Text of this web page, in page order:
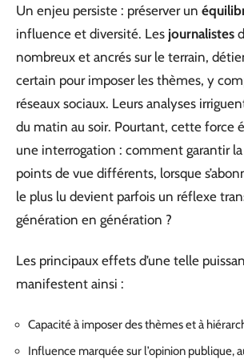
Un enjeu persiste : préserver un
influence et diversité. Les journalistes
nombreux et ancrés sur le terrain,
certain pour imposer les thèmes, y
réseaux sociaux. Leurs analyses
du matin au soir. Pourtant, cette force
une interrogation : comment garantir
points de vue différents, lorsque
le plus lu devient parfois un réflexe
génération en génération ?
Les principaux effets d’une telle
manifestent ainsi :
Capacité à imposer des thèmes et à
Influence marquée sur l’opinion publique,